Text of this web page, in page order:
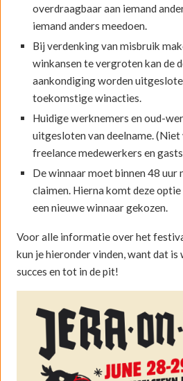
overdraagbaar aan iemand
iemand anders meedoen.
Bij verdenking van misbruik
winkansen te vergroten kan de
aankondiging worden
toekomstige winacties.
Huidige werknemers en oud-
uitgesloten van deelname.
freelance medewerkers en
De winnaar moet binnen 48 uur
claimen. Hierna komt deze
een nieuwe winnaar gekozen.
Voor alle informatie over het
kun je hieronder vinden, want dat is
succes en tot in de pit!